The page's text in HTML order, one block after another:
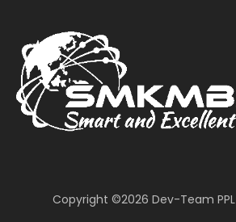
Copyright ©2026 Dev-Team PPL